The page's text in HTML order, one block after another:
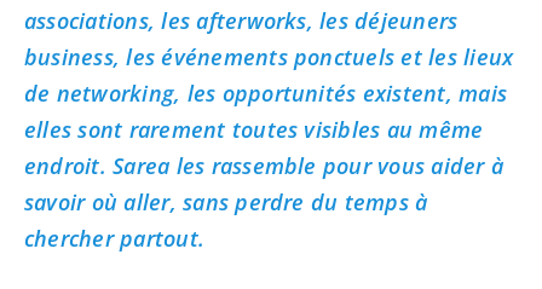
associations, les afterworks, les déjeuners
business, les événements ponctuels et les lieux
de networking, les opportunités existent, mais
elles sont rarement toutes visibles au même
endroit. Sarea les rassemble pour vous aider à
savoir où aller, sans perdre du temps à
chercher partout.